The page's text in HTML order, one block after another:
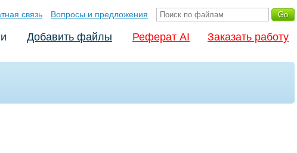
связь Вопросы и предложения
Добавить файлы Реферат AI Заказать работу